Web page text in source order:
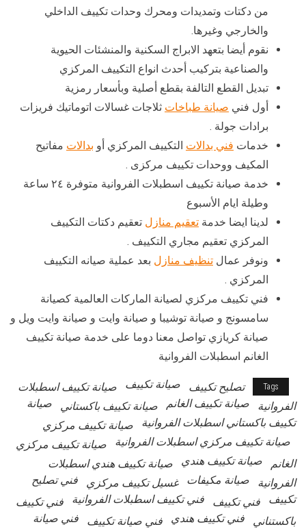
من دكتات وتمديدات ومحرك وحدات تكييف الداخلي
والخارجي وغيرها.
نقوم أيضا بتعهد الابراج السكنية والمنشئات الحيوية
والصناعية بتركيب أحدث انواع التكييف المركزي
تبديل القطع التالفة بقطع أصلية وبأسعار رمزية
أول فني صيانة طباخات ثلاجات غسالات اتوماتيك فريزات
برادات جولة .
خدمات فني بدالات التكييف المركزي أو بدالات مفاتيح
المكيف ووحدات تكييف مركزى .
خدمة صيانة تكييف اسطبلات الفروانية متوفرة ٢٤ ساعة
وطيلة ايام الأسبوع
لدينا ايضا خدمة تعقيم منازل تعقيم دكتات التكييف
المركزي تعقيم مجاري التكييف .
ونوفر عمال تنظيف منازل بعد عملية صيانه التكييف
المركزي .
فني تكييف مركزي لصيانة الماركات العالمية كصيانة
سامسونج و صيانة توشيبا و صيانة وايت و صيانة وايت ويل و
صيانة كريازي تواصل معنا دوما على خدمة صيانة تكييف
الغانم اسطبلات الفروانية
Tags تصليح تكييف صيانة تكييف
صيانة تكييف اسطبلات
الفروانية
صيانة تكييف الغانم صيانة تكييف باكستاني
صيانة
تكييف باكستاني اسطبلات الفروانية
صيانة تكييف مركزي
صيانة تكييف مركزي اسطبلات الفروانية
صيانة تكييف مركزي
الغانم
صيانة تكييف هندي
صيانة تكييف هندي اسطبلات
الفروانية
صيانة مكيفات غسيل تكييف مركزي
فني تصليح
تكييف
فني تكييف فني تكييف اسطبلات الفروانية
فني تكييف
باكستناني
فني تكييف هندي فني صيانة تكييف
فني صيانة